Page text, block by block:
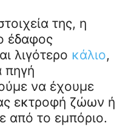
της, η
έδαφος
λιγότερο κάλιο,
πηγή
να έχουμε
εκτροφή ζώων ή
από το εμπόριο.